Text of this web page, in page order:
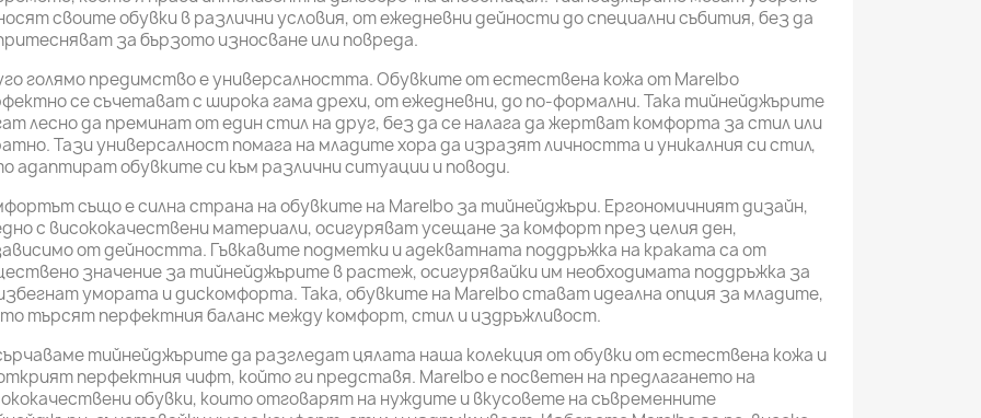
своите обувки в различни условия, от ежедневни дейности до специални събития, без да
за бързото износване или повреда.
голямо предимство е универсалността. Обувките от естествена кожа от Marelbo
се съчетават с широка гама дрехи, от ежедневни, до по-формални. Така тийнейджърите
лесно да преминат от един стил на друг, без да се налага да жертват комфорта за стил или
Тази универсалност помага на младите хора да изразят личността и уникалния си стил,
адаптират обувките си към различни ситуации и поводи.
също е силна страна на обувките на Marelbo за тийнейджъри. Ергономичният дизайн,
с висококачествени материали, осигуряват усещане за комфорт през целия ден,
от дейността. Гъвкавите подметки и адекватната поддръжка на краката са от
значение за тийнейджърите в растеж, осигурявайки им необходимата поддръжка за
умората и дискомфорта. Така, обувките на Marelbo стават идеална опция за младите,
търсят перфектния баланс между комфорт, стил и издръжливост.
тийнейджърите да разгледат цялата наша колекция от обувки от естествена кожа и
перфектния чифт, който ги представя. Marelbo е посветен на предлагането на
обувки, които отговарят на нуждите и вкусовете на съвременните